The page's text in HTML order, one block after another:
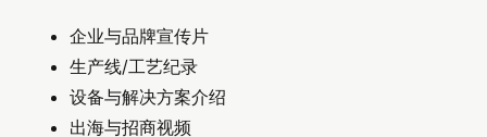
企业与品牌宣传片
生产线/工艺纪录
设备与解决方案介绍
出海与招商视频